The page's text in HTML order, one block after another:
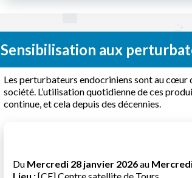
Sensibilisation aux
Les perturbateurs endocriniens sont au cœur
société. L’utilisation quotidienne de ces
continue, et cela depuis des décennies.
Du Mercredi 28 janvier 2026au